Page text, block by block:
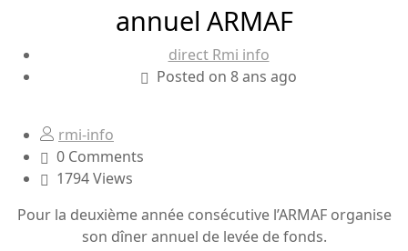
annuel ARMAF
direct Rmi info
Posted on 8 ans ago
rmi-info
0 Comments
1794 Views
Pour la deuxième année consécutive l’ARMAF organise
son dîner annuel de levée de fonds.